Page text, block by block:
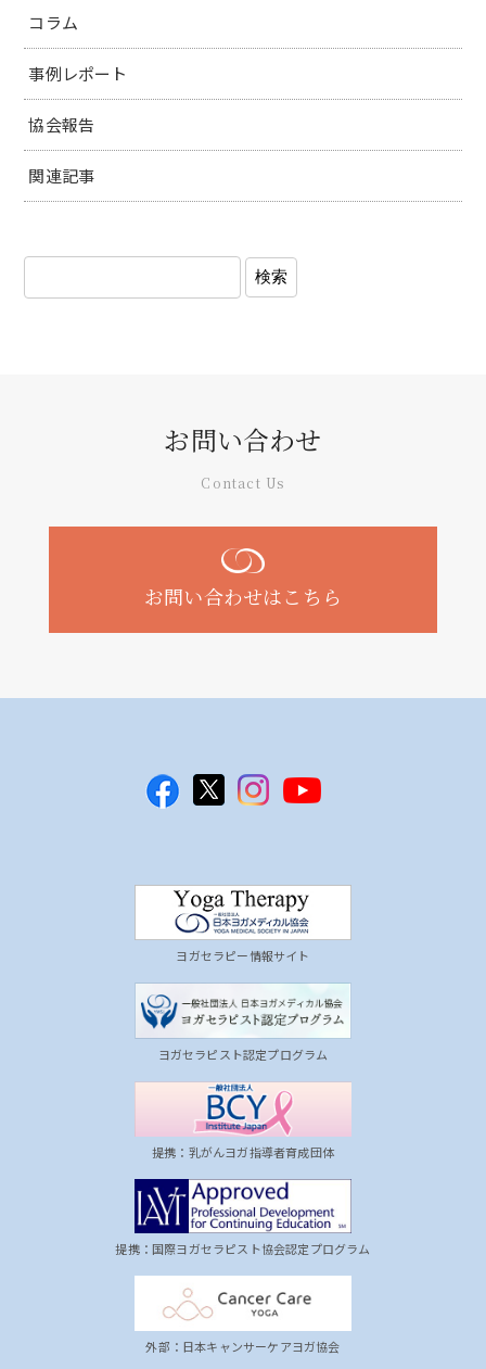
コラム
事例レポート
協会報告
関連記事
お問い合わせ
Contact Us
お問い合わせはこちら
ヨガセラピー情報サイト
ヨガセラピスト認定プログラム
提携：乳がんヨガ指導者育成団体
提携：国際ヨガセラピスト協会認定プログラム
外部：日本キャンサーケアヨガ協会